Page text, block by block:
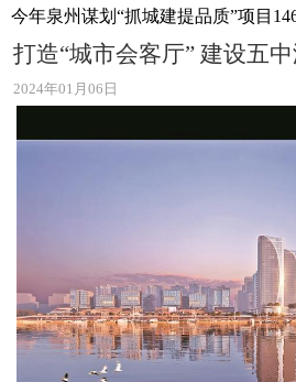
今年泉州谋划“抓城建提品质”项目
打造“城市会客厅” 建设五
2024年01月06日